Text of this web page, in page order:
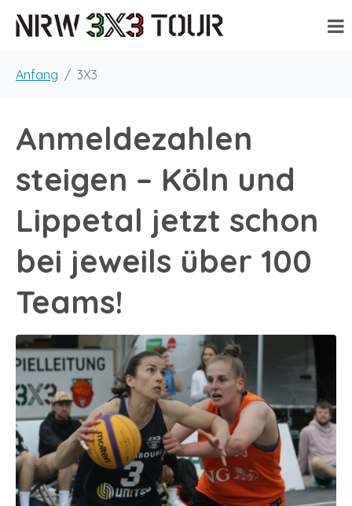
Anfang 3X3
Anmeldezahlen
steigen – Köln und
Lippetal jetzt schon
bei jeweils über 100
Teams!